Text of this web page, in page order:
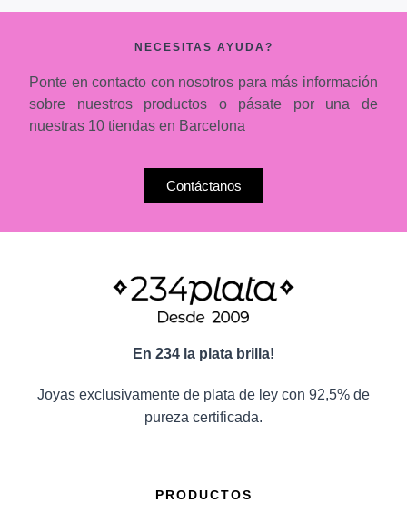
NECESITAS AYUDA?
Ponte en contacto con nosotros para más información
sobre nuestros productos o pásate por una de
nuestras 10 tiendas en Barcelona
Contáctanos
En 234 la plata brilla!
Joyas exclusivamente de plata de ley con 92,5% de
pureza certificada.
PRODUCTOS